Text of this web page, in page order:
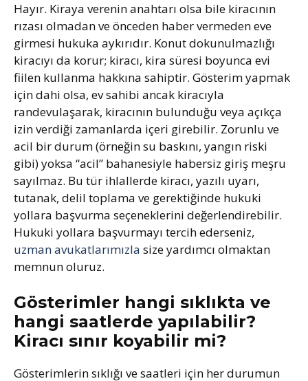
Hayır. Kiraya verenin anahtarı olsa bile kiracının
rızası olmadan ve önceden haber vermeden eve
girmesi hukuka aykırıdır. Konut dokunulmazlığı
kiracıyı da korur; kiracı, kira süresi boyunca evi
fiilen kullanma hakkına sahiptir. Gösterim yapmak
için dahi olsa, ev sahibi ancak kiracıyla
randevulaşarak, kiracının bulunduğu veya açıkça
izin verdiği zamanlarda içeri girebilir. Zorunlu ve
acil bir durum (örneğin su baskını, yangın riski
gibi) yoksa “acil” bahanesiyle habersiz giriş meşru
sayılmaz. Bu tür ihlallerde kiracı, yazılı uyarı,
tutanak, delil toplama ve gerektiğinde hukuki
yollara başvurma seçeneklerini değerlendirebilir.
Hukuki yollara başvurmayı tercih ederseniz,
uzman avukatlarımızla size yardımcı olmaktan
memnun oluruz.
Gösterimler hangi sıklıkta ve
hangi saatlerde yapılabilir?
Kiracı sınır koyabilir mi?
Gösterimlerin sıklığı ve saatleri için her durumun